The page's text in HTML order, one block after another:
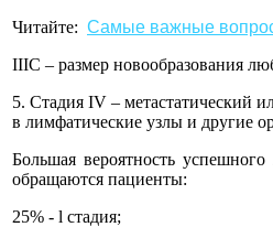
Читайте: Самые важные
IIIC – размер новообразования
5. Стадия IV – метастатический
в лимфатические узлы и другие
Большая вероятность
обращаются пациенты:
25% - l стадия;